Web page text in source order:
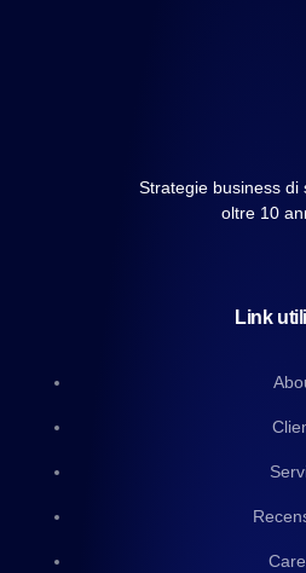
Strategie business di
oltre 10
Link utili